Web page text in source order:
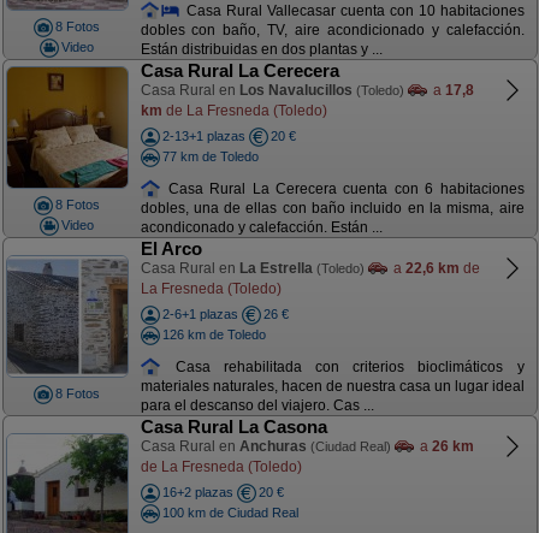
8 Fotos
Video
Casa Rural Vallecasar cuenta con 10 habitaciones
dobles con baño, TV, aire acondicionado y calefacción.
Están distribuidas en dos plantas y ...
8 Fotos
Video
Casa Rural La Cerecera
Casa Rural en Los Navalucillos (Toledo) a 17,8
km de La Fresneda (Toledo)
2-13+1 plazas
20 €
77 km de Toledo
Casa Rural La Cerecera cuenta con 6 habitaciones
dobles, una de ellas con baño incluido en la misma, aire
acondiconado y calefacción. Están ...
8 Fotos
El Arco
Casa Rural en La Estrella (Toledo) a 22,6 km de
La Fresneda (Toledo)
2-6+1 plazas
26 €
126 km de Toledo
Casa rehabilitada con criterios bioclimáticos y
materiales naturales, hacen de nuestra casa un lugar ideal
para el descanso del viajero. Cas ...
Casa Rural La Casona
Casa Rural en Anchuras (Ciudad Real) a 26 km
de La Fresneda (Toledo)
16+2 plazas
20 €
100 km de Ciudad Real